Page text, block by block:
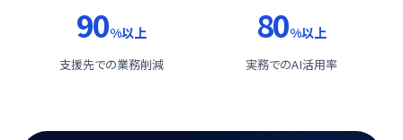
90%以上
支援先での業務削減
80%以上
実務でのAI活用率